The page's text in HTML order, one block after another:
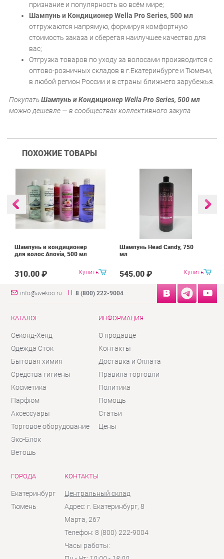
признание и популярность во всём мире;
Шампунь и Кондиционер Wella Pro Series, 500 мл
отгружаются напрямую, формируя комфортную
стоимость заказа и сберегая наилучшее качество для
вас;
Отгрузка товаров по уходу за волосами производится с
оптово-розничных складов в г.Екатеринбурге и Тюмени,
в любой регион России и в страны ближнего зарубежья.
ПокупатьШампунь и Кондиционер Wella Pro Series, 500 мл
можно дешевле — в сообществах коллективного закупа
ПОХОЖИЕ ТОВАРЫ
Купить
Шампунь и кондиционер
для волос Anovia, 500 мл
310.00 ₽ Купить
Шампунь Head Candy, 750
мл
545.00 ₽
info@avekoo.ru 8 (800) 222-9004
КАТАЛОГ
Секонд-Хенд
Одежда Сток
Бытовая химия
Средства гигиены
Косметика
Парфюм
Аксессуары
Торговое оборудование
Эко-Блок
Ветошь
ИНФОРМАЦИЯ
О продавце
Контакты
Доставка и Оплата
Правила торговли
Политика
Помощь
Статьи
Цены
ГОРОДА
Екатеринбург
Тюмень
КОНТАКТЫ
Центральный склад
Адрес: г. Екатеринбург, 8
Марта, 267
Телефон: 8 (800) 222-9004
Часы работы: